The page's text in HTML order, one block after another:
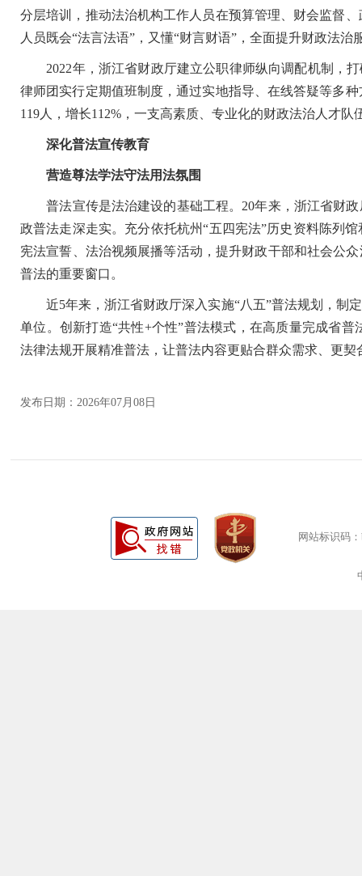
分层培训，推动法治机构工作人员在预算管理、财会监督
人员既会“法言法语”，又懂“财言财语”，全面提升财政法治
2022年，浙江省财政厅建立公职律师纵向调配机制，打
律师团实行定期值班制度，通过实地指导、在线答疑等多
119人，增长112%，一支高素质、专业化的财政法治人才队
深化普法宣传教育
营造尊法学法守法用法氛围
普法宣传是法治建设的基础工程。20年来，浙江省财政
政普法走深走实。充分依托杭州“五四宪法”历史资料陈列
宪法宣誓、法治视频展播等活动，提升财政干部和社会公
普法的重要窗口。
近5年来，浙江省财政厅深入实施“八五”普法规划，制定
单位。创新打造“共性+个性”普法模式，在高质量完成省
法律法规开展精准普法，让普法内容更贴合群众需求、更契
发布日期：2026年07月08日
网站标识码